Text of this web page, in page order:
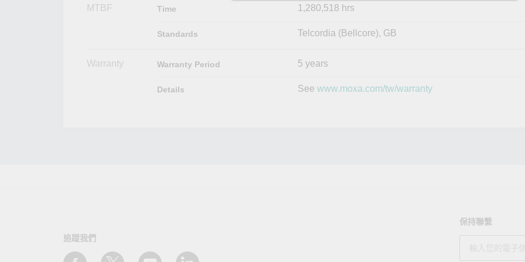
MTBF Time 1,280,518 hrs
Standards Telcordia (Bellcore), GB
Warranty Warranty Period 5 years
Details See www.moxa.com/tw/warranty
追蹤我們
保持聯繫